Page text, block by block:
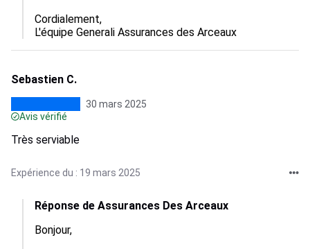
Cordialement,
L'équipe Generali Assurances des Arceaux
Sebastien C.
30 mars 2025
Avis vérifié
Très serviable
Expérience du : 19 mars 2025
Réponse de Assurances Des Arceaux
Bonjour,